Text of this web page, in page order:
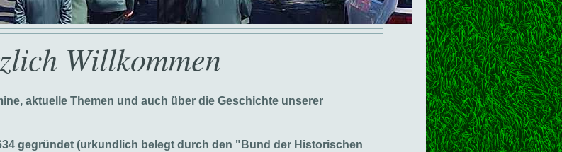
Willkommen
aktuelle Themen und auch über die Geschichte unserer
gegründet (urkundlich belegt durch den "Bund der Historischen